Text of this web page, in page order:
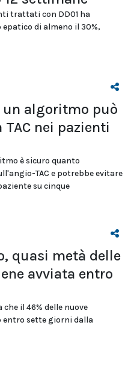
trattati con DD01 ha
di almeno il 30%,
un algoritmo può
nei pazienti
è sicuro quanto
TAC e potrebbe evitare
su cinque
quasi metà delle
avviata entro
che il 46% delle nuove
entro sette giorni dalla